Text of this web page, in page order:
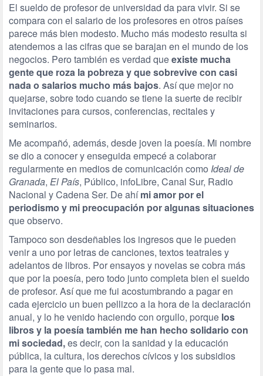
El sueldo de profesor de universidad da para vivir. Si se
compara con el salario de los profesores en otros países
parece más bien modesto. Mucho más modesto resulta si
atendemos a las cifras que se barajan en el mundo de los
negocios. Pero también es verdad queexiste mucha
gente que roza la pobreza y que sobrevive con casi
nada o salarios mucho más bajos. Así que mejor no
quejarse, sobre todo cuando se tiene la suerte de recibir
invitaciones para cursos, conferencias, recitales y
seminarios.
Me acompañó, además, desde joven la poesía. Mi nombre
se dio a conocer y enseguida empecé a colaborar
regularmente en medios de comunicación como Ideal de
Granada, El País, Público, infoLibre, Canal Sur, Radio
Nacional y Cadena Ser. De ahími amor por el
periodismo y mi preocupación por algunas situaciones
que observo.
Tampoco son desdeñables los ingresos que le pueden
venir a uno por letras de canciones, textos teatrales y
adelantos de libros. Por ensayos y novelas se cobra más
que por la poesía, pero todo junto completa bien el sueldo
de profesor. Así que me fui acostumbrando a pagar en
cada ejercicio un buen pellizco a la hora de la declaración
anual, y lo he venido haciendo con orgullo, porque los
libros y la poesía también me han hecho solidario con
mi sociedad,es decir, con la sanidad y la educación
pública, la cultura, los derechos cívicos y los subsidios
para la gente que lo pasa mal.